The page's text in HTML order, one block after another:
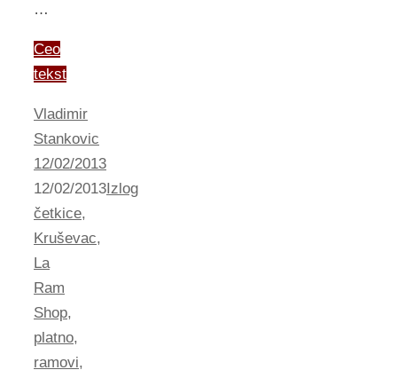
…
Ceo
tekst
Vladimir
Stankovic
12/02/2013
12/02/2013Izlog
četkice,
Kruševac,
La
Ram
Shop,
platno,
ramovi,